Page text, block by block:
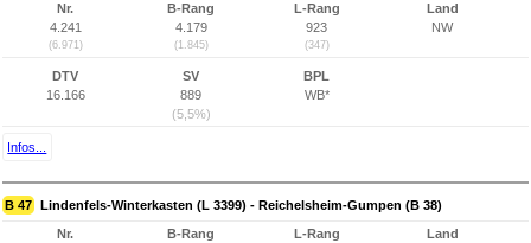
Nr.
4.241
(6.971)
B-Rang
4.179
(1.845)
L-Rang
923
(347)
Land
NW
DTV
16.166
SV
889
(5,5%)
BPL
WB*
Infos...
B 47 Lindenfels-Winterkasten (L 3399) - Reichelsheim-Gumpen (B 38)
Nr.
B-Rang
L-Rang
Land